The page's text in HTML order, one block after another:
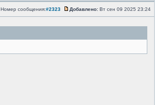
Номер сообщения:#2323 Добавлено: Вт сен 09 2025 23:24